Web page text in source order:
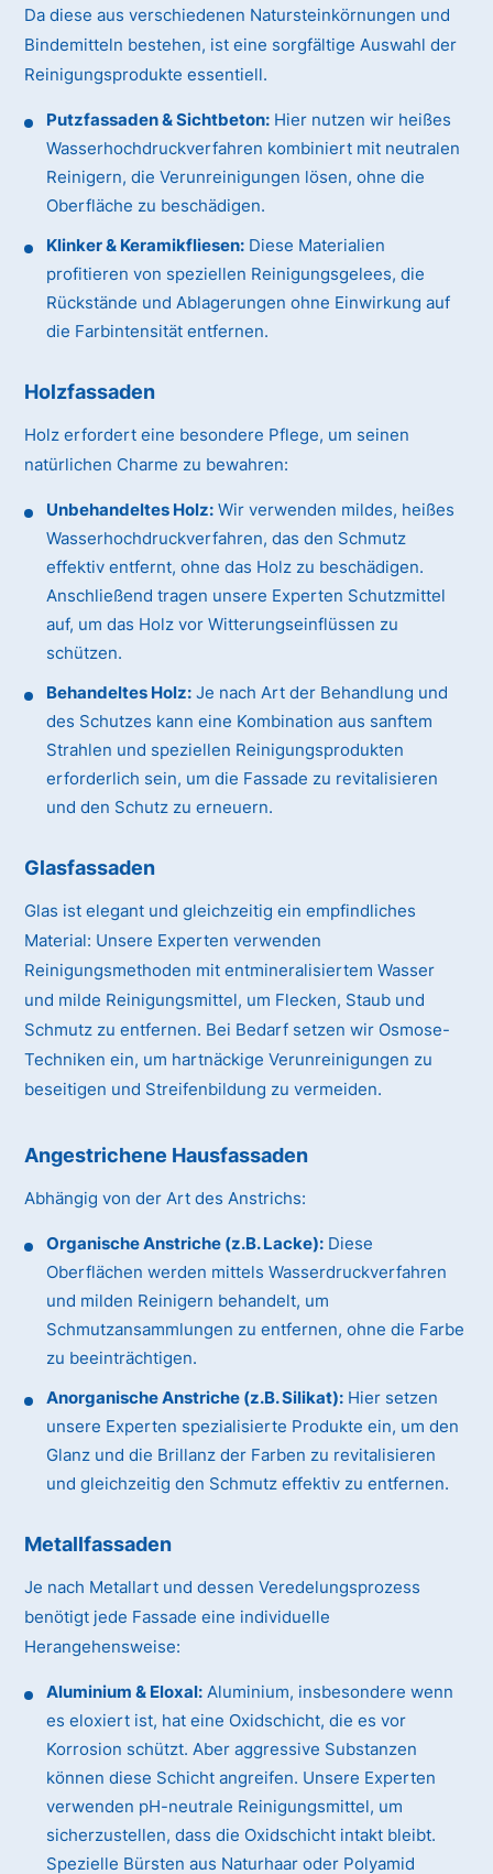
Da diese aus verschiedenen Natursteinkörnungen und
Bindemitteln bestehen, ist eine sorgfältige Auswahl der
Reinigungsprodukte essentiell.
Putzfassaden & Sichtbeton: Hier nutzen wir heißes
Wasserhochdruckverfahren kombiniert mit neutralen
Reinigern, die Verunreinigungen lösen, ohne die
Oberfläche zu beschädigen.
Klinker & Keramikfliesen: Diese Materialien
profitieren von speziellen Reinigungsgelees, die
Rückstände und Ablagerungen ohne Einwirkung auf
die Farbintensität entfernen.
Holzfassaden
Holz erfordert eine besondere Pflege, um seinen
natürlichen Charme zu bewahren:
Unbehandeltes Holz: Wir verwenden mildes, heißes
Wasserhochdruckverfahren, das den Schmutz
effektiv entfernt, ohne das Holz zu beschädigen.
Anschließend tragen unsere Experten Schutzmittel
auf, um das Holz vor Witterungseinflüssen zu
schützen.
Behandeltes Holz: Je nach Art der Behandlung und
des Schutzes kann eine Kombination aus sanftem
Strahlen und speziellen Reinigungsprodukten
erforderlich sein, um die Fassade zu revitalisieren
und den Schutz zu erneuern.
Glasfassaden
Glas ist elegant und gleichzeitig ein empfindliches
Material: Unsere Experten verwenden
Reinigungsmethoden mit entmineralisiertem Wasser
und milde Reinigungsmittel, um Flecken, Staub und
Schmutz zu entfernen. Bei Bedarf setzen wir Osmose-
Techniken ein, um hartnäckige Verunreinigungen zu
beseitigen und Streifenbildung zu vermeiden.
Angestrichene Hausfassaden
Abhängig von der Art des Anstrichs:
Organische Anstriche (z.B. Lacke): Diese
Oberflächen werden mittels Wasserdruckverfahren
und milden Reinigern behandelt, um
Schmutzansammlungen zu entfernen, ohne die Farbe
zu beeinträchtigen.
Anorganische Anstriche (z.B. Silikat): Hier setzen
unsere Experten spezialisierte Produkte ein, um den
Glanz und die Brillanz der Farben zu revitalisieren
und gleichzeitig den Schmutz effektiv zu entfernen.
Metallfassaden
Je nach Metallart und dessen Veredelungsprozess
benötigt jede Fassade eine individuelle
Herangehensweise:
Aluminium & Eloxal: Aluminium, insbesondere wenn
es eloxiert ist, hat eine Oxidschicht, die es vor
Korrosion schützt. Aber aggressive Substanzen
können diese Schicht angreifen. Unsere Experten
verwenden pH-neutrale Reinigungsmittel, um
sicherzustellen, dass die Oxidschicht intakt bleibt.
Spezielle Bürsten aus Naturhaar oder Polyamid